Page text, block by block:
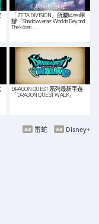
「ZETA DIVISION」所屬k4sen舉
辦「Shadowverse: Worlds Beyond
The k4sen …
DRAGON QUEST 系列最新手遊
「DRAGON QUEST WALK」
Disney+
雷蛇